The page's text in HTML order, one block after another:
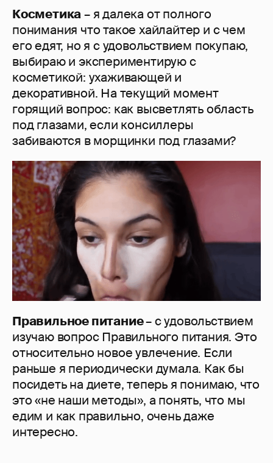
Косметика– я далека от полного
понимания что такое хайлайтер и с чем
его едят, но я с удовольствием покупаю,
выбираю и экспериментирую с
косметикой: ухаживающей и
декоративной. На текущий момент
горящий вопрос: как высветлять область
под глазами, если консиллеры
забиваются в морщинки под глазами?
Правильное питание– с удовольствием
изучаю вопрос Правильного питания. Это
относительно новое увлечение. Если
раньше я периодически думала. Как бы
посидеть на диете, теперь я понимаю, что
это «не наши методы», а понять, что мы
едим и как правильно, очень даже
интересно.